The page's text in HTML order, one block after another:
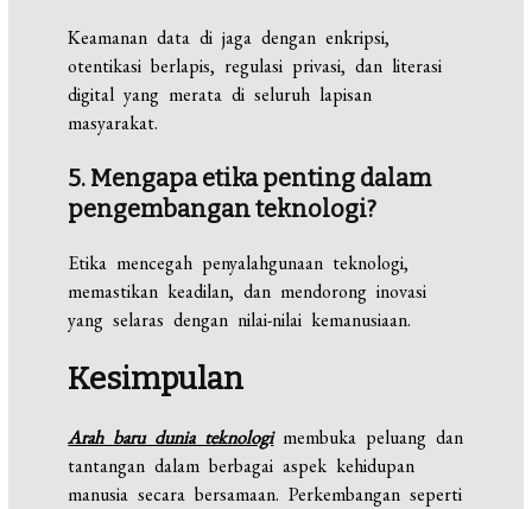
Keamanan data di jaga dengan enkripsi,
otentikasi berlapis, regulasi privasi, dan literasi
digital yang merata di seluruh lapisan
masyarakat.
5. Mengapa etika penting dalam
pengembangan teknologi?
Etika mencegah penyalahgunaan teknologi,
memastikan keadilan, dan mendorong inovasi
yang selaras dengan nilai-nilai kemanusiaan.
Kesimpulan
Arah baru dunia teknologimembuka peluang dan
tantangan dalam berbagai aspek kehidupan
manusia secara bersamaan. Perkembangan seperti